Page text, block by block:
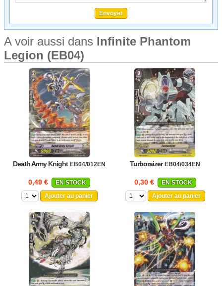
A voir aussi dans Infinite Phantom
Legion (EB04)
Death Army Knight EB04/012EN
0,49 €
EN STOCK
Ajouter au panier
Turboraizer EB04/034EN
0,30 €
EN STOCK
Ajouter au panier